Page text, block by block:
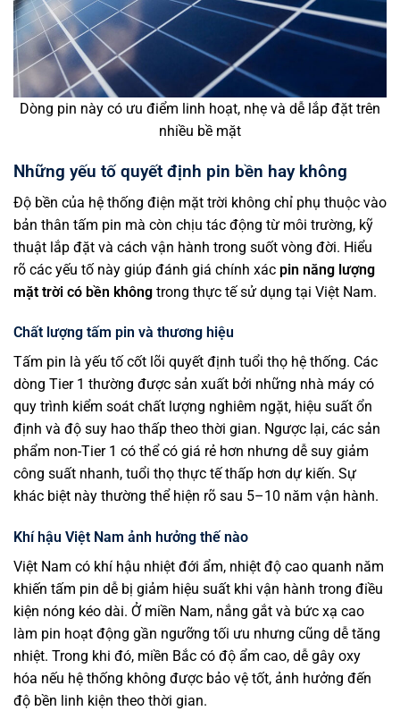
Dòng pin này có ưu điểm linh hoạt, nhẹ và dễ lắp đặt trên
nhiều bề mặt
Những yếu tố quyết định pin bền hay không
Độ bền của hệ thống điện mặt trời không chỉ phụ thuộc vào
bản thân tấm pin mà còn chịu tác động từ môi trường, kỹ
thuật lắp đặt và cách vận hành trong suốt vòng đời. Hiểu
rõ các yếu tố này giúp đánh giá chính xác pin năng lượng
mặt trời có bền không trong thực tế sử dụng tại Việt Nam.
Chất lượng tấm pin và thương hiệu
Tấm pin là yếu tố cốt lõi quyết định tuổi thọ hệ thống. Các
dòng Tier 1 thường được sản xuất bởi những nhà máy có
quy trình kiểm soát chất lượng nghiêm ngặt, hiệu suất ổn
định và độ suy hao thấp theo thời gian. Ngược lại, các sản
phẩm non-Tier 1 có thể có giá rẻ hơn nhưng dễ suy giảm
công suất nhanh, tuổi thọ thực tế thấp hơn dự kiến. Sự
khác biệt này thường thể hiện rõ sau 5–10 năm vận hành.
Khí hậu Việt Nam ảnh hưởng thế nào
Việt Nam có khí hậu nhiệt đới ẩm, nhiệt độ cao quanh năm
khiến tấm pin dễ bị giảm hiệu suất khi vận hành trong điều
kiện nóng kéo dài. Ở miền Nam, nắng gắt và bức xạ cao
làm pin hoạt động gần ngưỡng tối ưu nhưng cũng dễ tăng
nhiệt. Trong khi đó, miền Bắc có độ ẩm cao, dễ gây oxy
hóa nếu hệ thống không được bảo vệ tốt, ảnh hưởng đến
độ bền linh kiện theo thời gian.